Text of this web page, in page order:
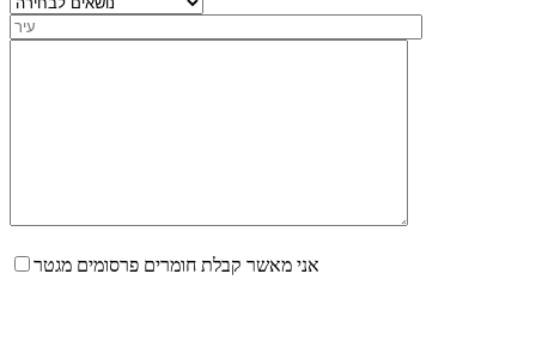
אני מאשר קבלת חומרים פרסומים מגטר